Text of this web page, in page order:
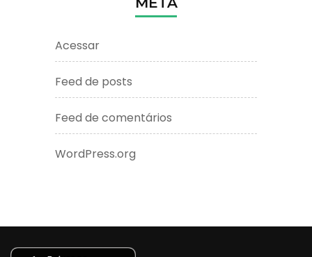
Acessar
Feed de posts
Feed de comentários
WordPress.org